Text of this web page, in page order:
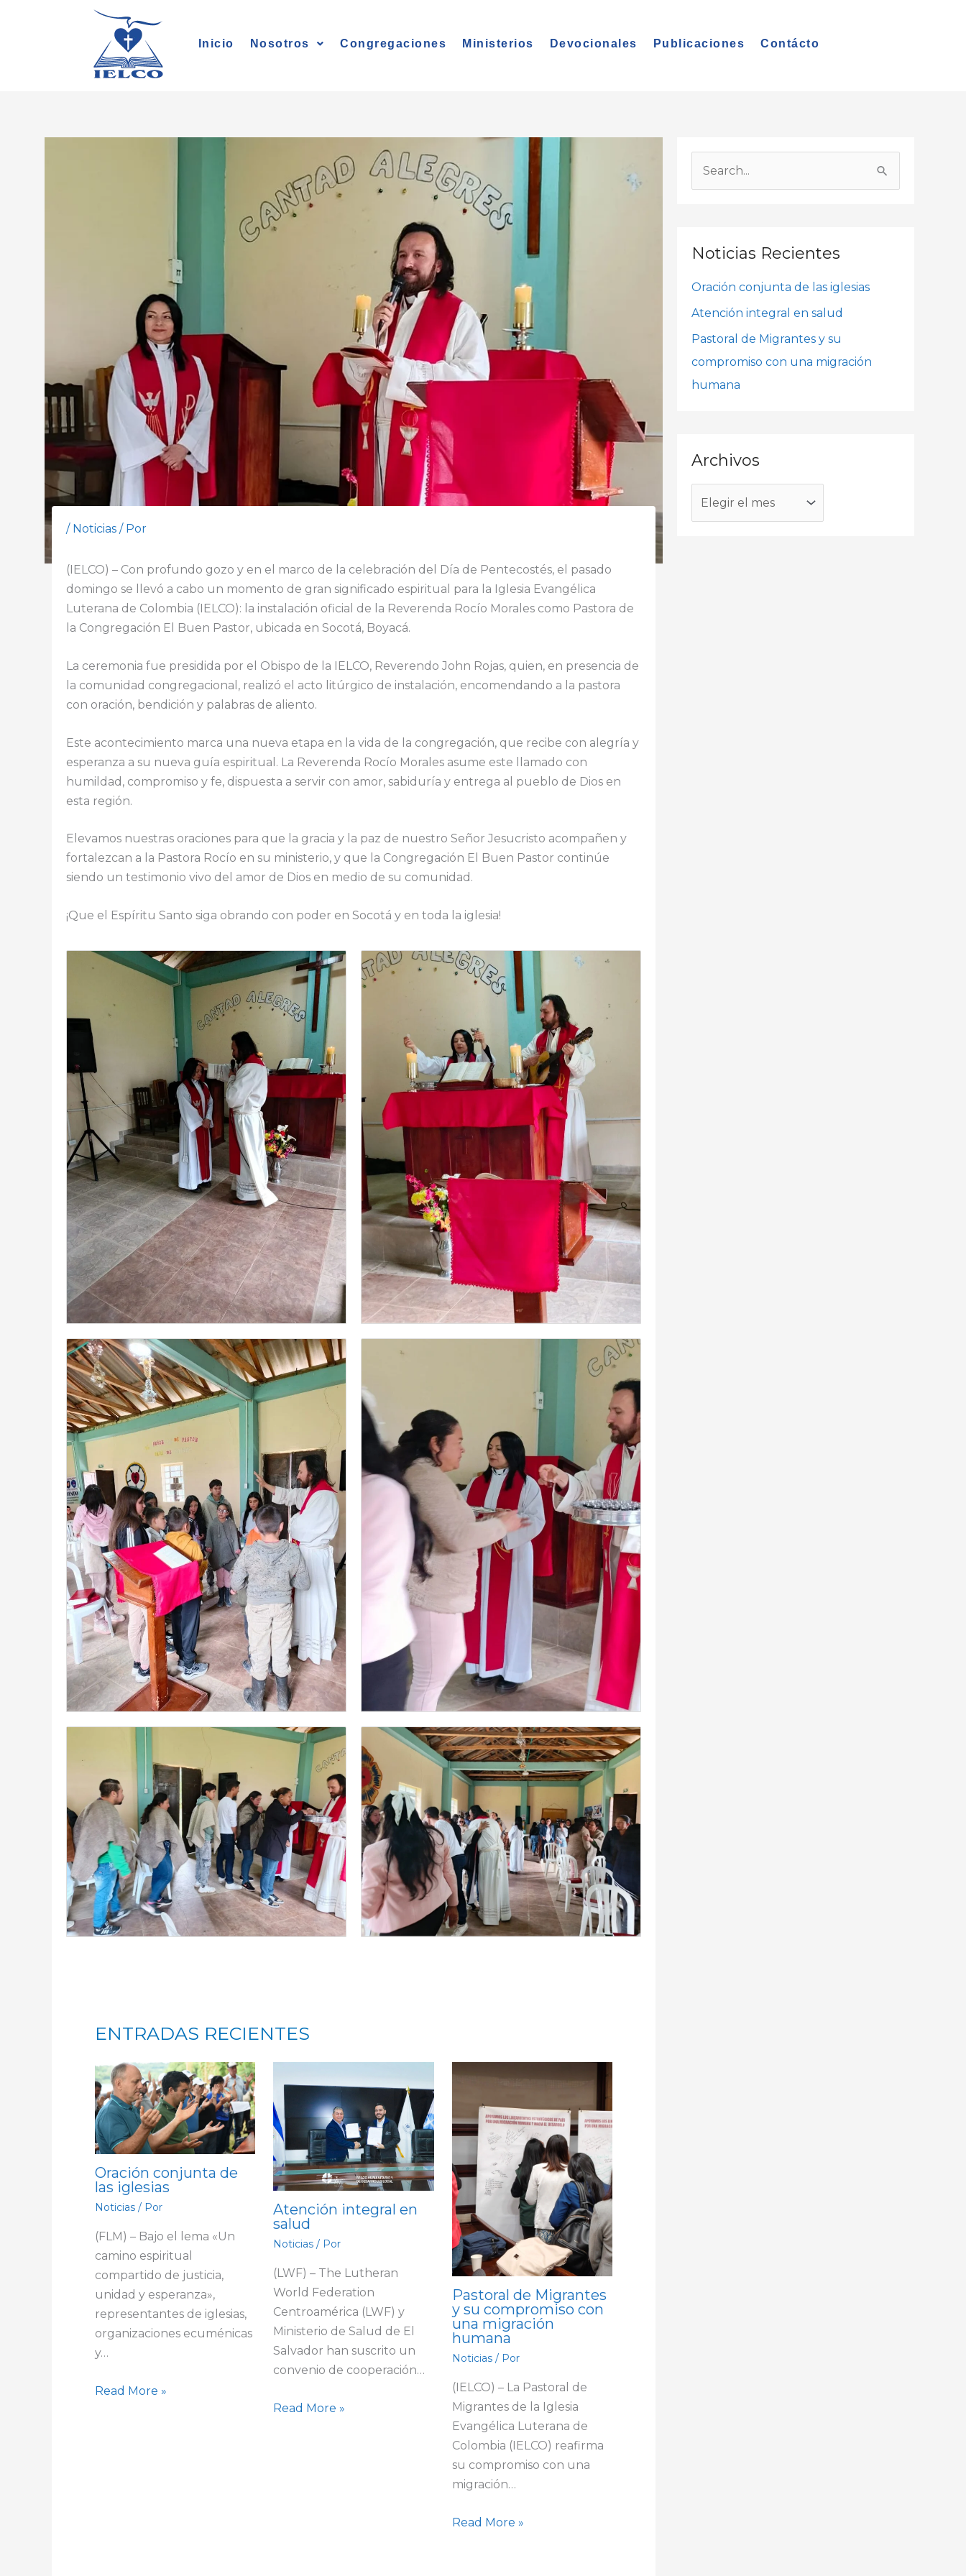
Inicio Nosotros Congregaciones Ministerios Devocionales Publicaciones Contácto
/ Noticias / Por
(IELCO) – Con profundo gozo y en el marco de la celebración del Día de Pentecostés, el pasado
domingo se llevó a cabo un momento de gran significado espiritual para la Iglesia Evangélica
Luterana de Colombia (IELCO): la instalación oficial de la Reverenda Rocío Morales como Pastora de
la Congregación El Buen Pastor, ubicada en Socotá, Boyacá.
La ceremonia fue presidida por el Obispo de la IELCO, Reverendo John Rojas, quien, en presencia de
la comunidad congregacional, realizó el acto litúrgico de instalación, encomendando a la pastora
con oración, bendición y palabras de aliento.
Este acontecimiento marca una nueva etapa en la vida de la congregación, que recibe con alegría y
esperanza a su nueva guía espiritual. La Reverenda Rocío Morales asume este llamado con
humildad, compromiso y fe, dispuesta a servir con amor, sabiduría y entrega al pueblo de Dios en
esta región.
Elevamos nuestras oraciones para que la gracia y la paz de nuestro Señor Jesucristo acompañen y
fortalezcan a la Pastora Rocío en su ministerio, y que la Congregación El Buen Pastor continúe
siendo un testimonio vivo del amor de Dios en medio de su comunidad.
¡Que el Espíritu Santo siga obrando con poder en Socotá y en toda la iglesia!
ENTRADAS RECIENTES
Oración conjunta de
las iglesias
Noticias / Por
(FLM) – Bajo el lema «Un
camino espiritual
compartido de justicia,
unidad y esperanza»,
representantes de iglesias,
organizaciones ecuménicas
y…
Read More »
Atención integral en
salud
Noticias / Por
(LWF) – The Lutheran
World Federation
Centroamérica (LWF) y
Ministerio de Salud de El
Salvador han suscrito un
convenio de cooperación…
Read More »
Pastoral de Migrantes
y su compromiso con
una migración
humana
Noticias/ Por
(IELCO) – La Pastoral de
Migrantes de la Iglesia
Evangélica Luterana de
Colombia (IELCO) reafirma
su compromiso con una
migración…
Read More »
r
p
o
r
:
Noticias Recientes
Oración conjunta de las iglesias
Atención integral en salud
Pastoral de Migrantes y su
compromiso con una migración
humana
Archivos
c
v
o
s